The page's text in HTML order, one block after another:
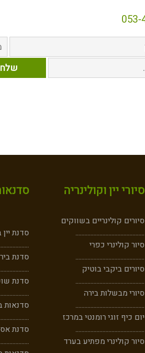
סיורי יין וקולינריה
סיורים קולינריים בשווקים
..............................................
סיור קולינרי כפרי
..............................................
סיורים ביקבי בוטיק
..............................................
סיורי מבשלות בירה
..............................................
יום כיף זוגי רומנטי במרכז
..............................................
סיור קולינרי מפתיע בערד
סדנת
סדנת
סדנת
סדנאות
סדנת